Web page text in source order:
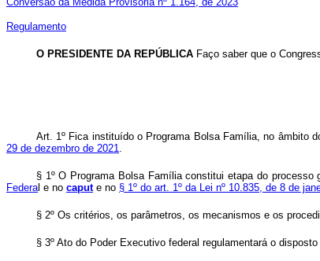
Regulamento
O PRESIDENTE DA REPÚBLICAFaço saber que o
Art. 1º Fica instituído o Programa Bolsa Família, no âmbito
29 de dezembro de 2021.
§ 1º O Programa Bolsa Família constitui etapa do
Federal e no capute no § 1º do art. 1º da Lei nº 10.835, de 8 de
§ 2º Os critérios, os parâmetros, os mecanismos e os
§ 3º Ato do Poder Executivo federal regulamentará o